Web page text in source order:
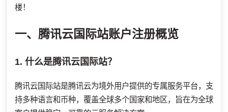
楼！
一、腾讯云国际站账户注册概览
1. 什么是腾讯云国际站？
腾讯云国际站是腾讯云为境外用户提供的专属服务平台，支
持多种语言和币种，覆盖全球多个国家和地区，旨在为全球